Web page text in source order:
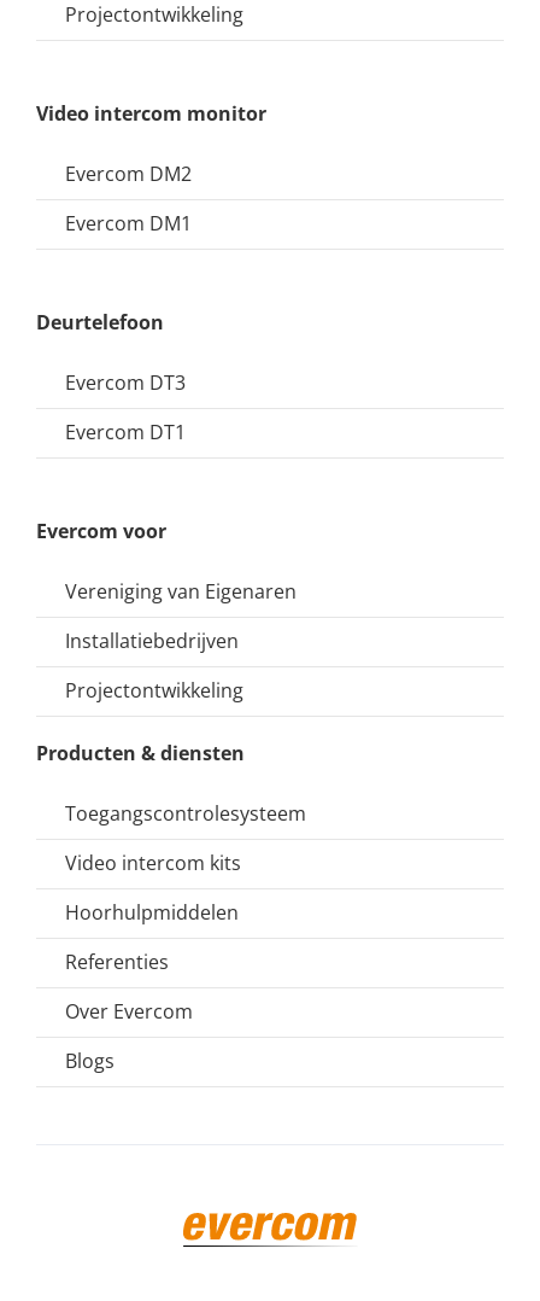
Evercom voor
Vereniging van Eigenaren
Installatiebedrijven
Projectontwikkeling
Producten & diensten
Toegangscontrolesysteem
Video intercom kits
Hoorhulpmiddelen
Referenties
Over Evercom
Blogs
Projectontwikkeling
Video intercom monitor
Evercom DM2
Evercom DM1
Deurtelefoon
Evercom DT3
Evercom DT1